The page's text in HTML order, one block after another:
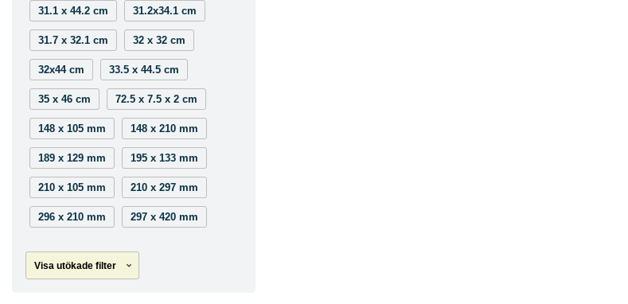
31.1 x 44.2 cm 31.2x34.1 cm
31.7 x 32.1 cm 32 x 32 cm
32x44 cm 33.5 x 44.5 cm
35 x 46 cm 72.5 x 7.5 x 2 cm
148 x 105 mm 148 x 210 mm
189 x 129 mm 195 x 133 mm
210 x 105 mm 210 x 297 mm
296 x 210 mm 297 x 420 mm
Visa utökade filter